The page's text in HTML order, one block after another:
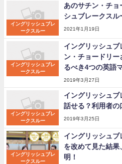
イングリッシュブレ
ークスルー
あのサチン・チョ
シュブレークスル
2021年1月19日
イングリッシュブレ
ークスルー
イングリッシュ
ン・チョードリー
るべき4つの英語
2019年3月27日
イングリッシュブレ
ークスルー
イングリッシュブ
話せる？利用者の
2019年3月25日
イングリッシュブレ
ークスルー
イングリッシュ
を改めて見た結果
明！